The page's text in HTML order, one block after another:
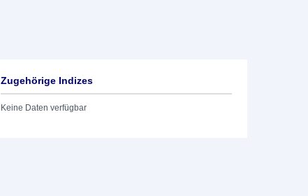
Zugehörige Indizes
Keine Daten verfügbar